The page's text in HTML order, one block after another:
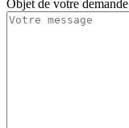
Objet de votre demande